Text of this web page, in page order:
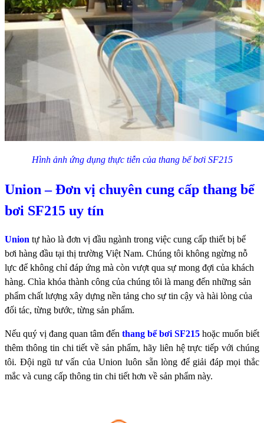
Hình ảnh ứng dụng thực tiễn của thang bể bơi SF215
Union – Đơn vị chuyên cung cấp thang bể
bơi SF215 uy tín
Union tự hào là đơn vị đầu ngành trong việc cung cấp thiết bị bể
bơi hàng đầu tại thị trường Việt Nam. Chúng tôi không ngừng nỗ
lực để không chỉ đáp ứng mà còn vượt qua sự mong đợi của khách
hàng. Chìa khóa thành công của chúng tôi là mang đến những sản
phẩm chất lượng xây dựng nền tảng cho sự tin cậy và hài lòng của
đối tác, từng bước, từng sản phẩm.
Nếu quý vị đang quan tâm đến thang bể bơi SF215 hoặc muốn biết
thêm thông tin chi tiết về sản phẩm, hãy liên hệ trực tiếp với chúng
tôi. Đội ngũ tư vấn của Union luôn sẵn lòng để giải đáp mọi thắc
mắc và cung cấp thông tin chi tiết hơn về sản phẩm này.